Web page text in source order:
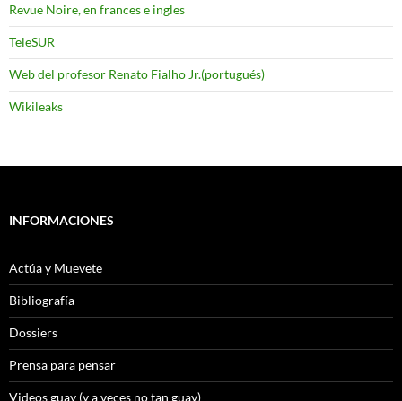
Revue Noire, en frances e ingles
TeleSUR
Web del profesor Renato Fialho Jr.(portugués)
Wikileaks
INFORMACIONES
Actúa y Muevete
Bibliografía
Dossiers
Prensa para pensar
Videos guay (y a veces no tan guay)